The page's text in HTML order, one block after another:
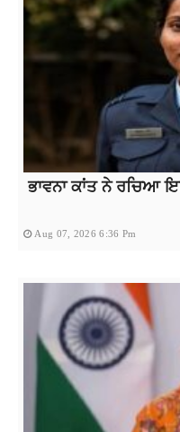
ਭਾਵਨਾ ਕਾਂਤ ਨੇ ਰਚਿਆ
Aug 07, 2026 6:36 Pm